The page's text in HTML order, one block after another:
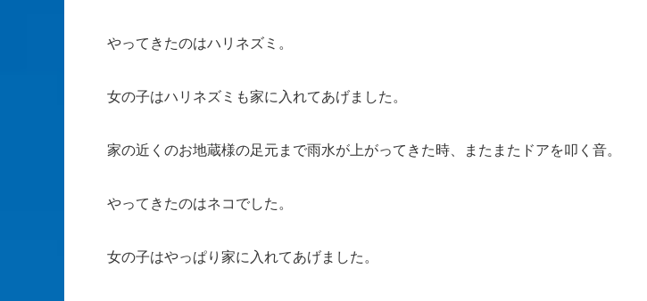
やってきたのはハリネズミ。
女の子はハリネズミも家に入れてあげました。
家の近くのお地蔵様の足元まで雨水が上がってきた時、またまたドアを叩く音。
やってきたのはネコでした。
女の子はやっぱり家に入れてあげました。